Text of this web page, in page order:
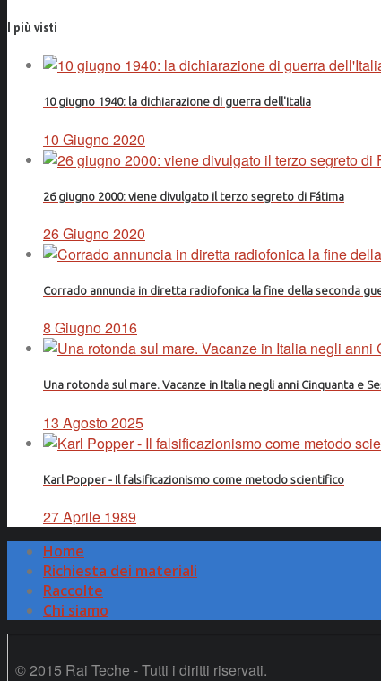
I più visti
10 giugno 1940: la dichiarazione di guerra dell'Italia
10 Giugno 2020
26 giugno 2000: viene divulgato il terzo segreto di Fátima
26 Giugno 2020
Corrado annuncia in diretta radiofonica la fine della seconda
8 Giugno 2016
Una rotonda sul mare. Vacanze in Italia negli anni Cinquanta e
13 Agosto 2025
Karl Popper - Il falsificazionismo come metodo scientifico
27 Aprile 1989
Home
Richiesta dei materiali
Raccolte
Chi siamo
© 2015 Rai Teche - Tutti i diritti riservati.